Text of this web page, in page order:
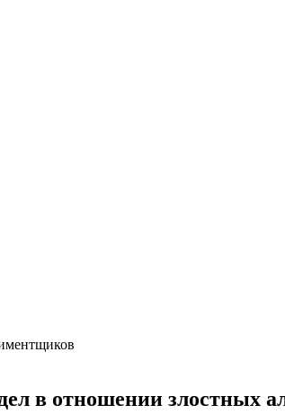
в отношении злостных